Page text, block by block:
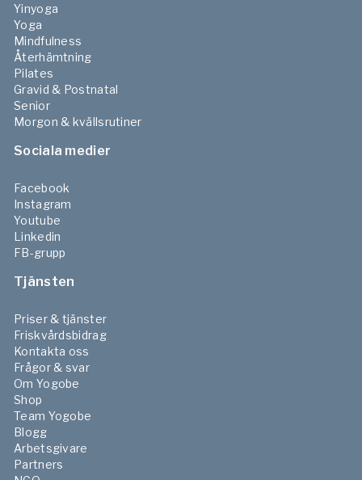
Yinyoga
Yoga
Mindfulness
Återhämtning
Pilates
Gravid & Postnatal
Senior
Morgon & kvällsrutiner
Sociala medier
Facebook
Instagram
Youtube
Linkedin
FB-grupp
Tjänsten
Priser & tjänster
Friskvårdsbidrag
Kontakta oss
Frågor & svar
Om Yogobe
Shop
Team Yogobe
Blogg
Arbetsgivare
Partners